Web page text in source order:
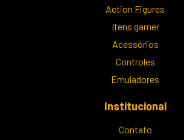
Action Figures
Itens gamer
Acessórios
Controles
Emuladores
Institucional
Contato